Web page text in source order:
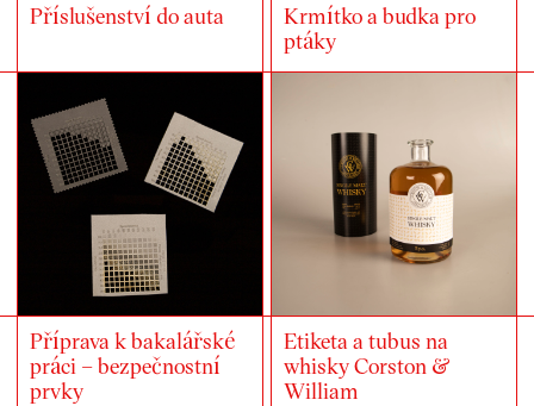
Příslušenství do auta
Krmítko a budka pro
ptáky
Příprava k bakalářské
práci – bezpečnostní
prvky
Etiketa a tubus na
whisky Corston &
William